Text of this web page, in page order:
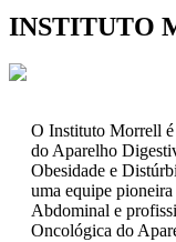
INSTITUTO
O Instituto Morrell
do Aparelho
Obesidade e
uma equipe
Abdominal e
Oncológica do